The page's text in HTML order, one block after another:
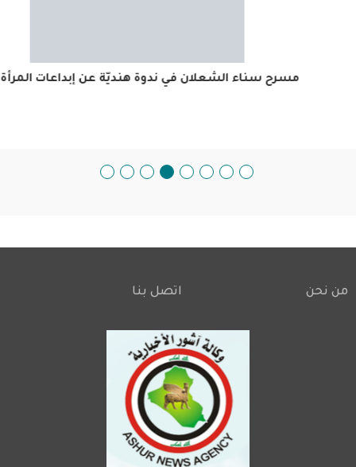
مسرح سناء الشعلان في ندوة هنديّة عن إبداعات المرأة
Footer
من نحن اتصل بنا